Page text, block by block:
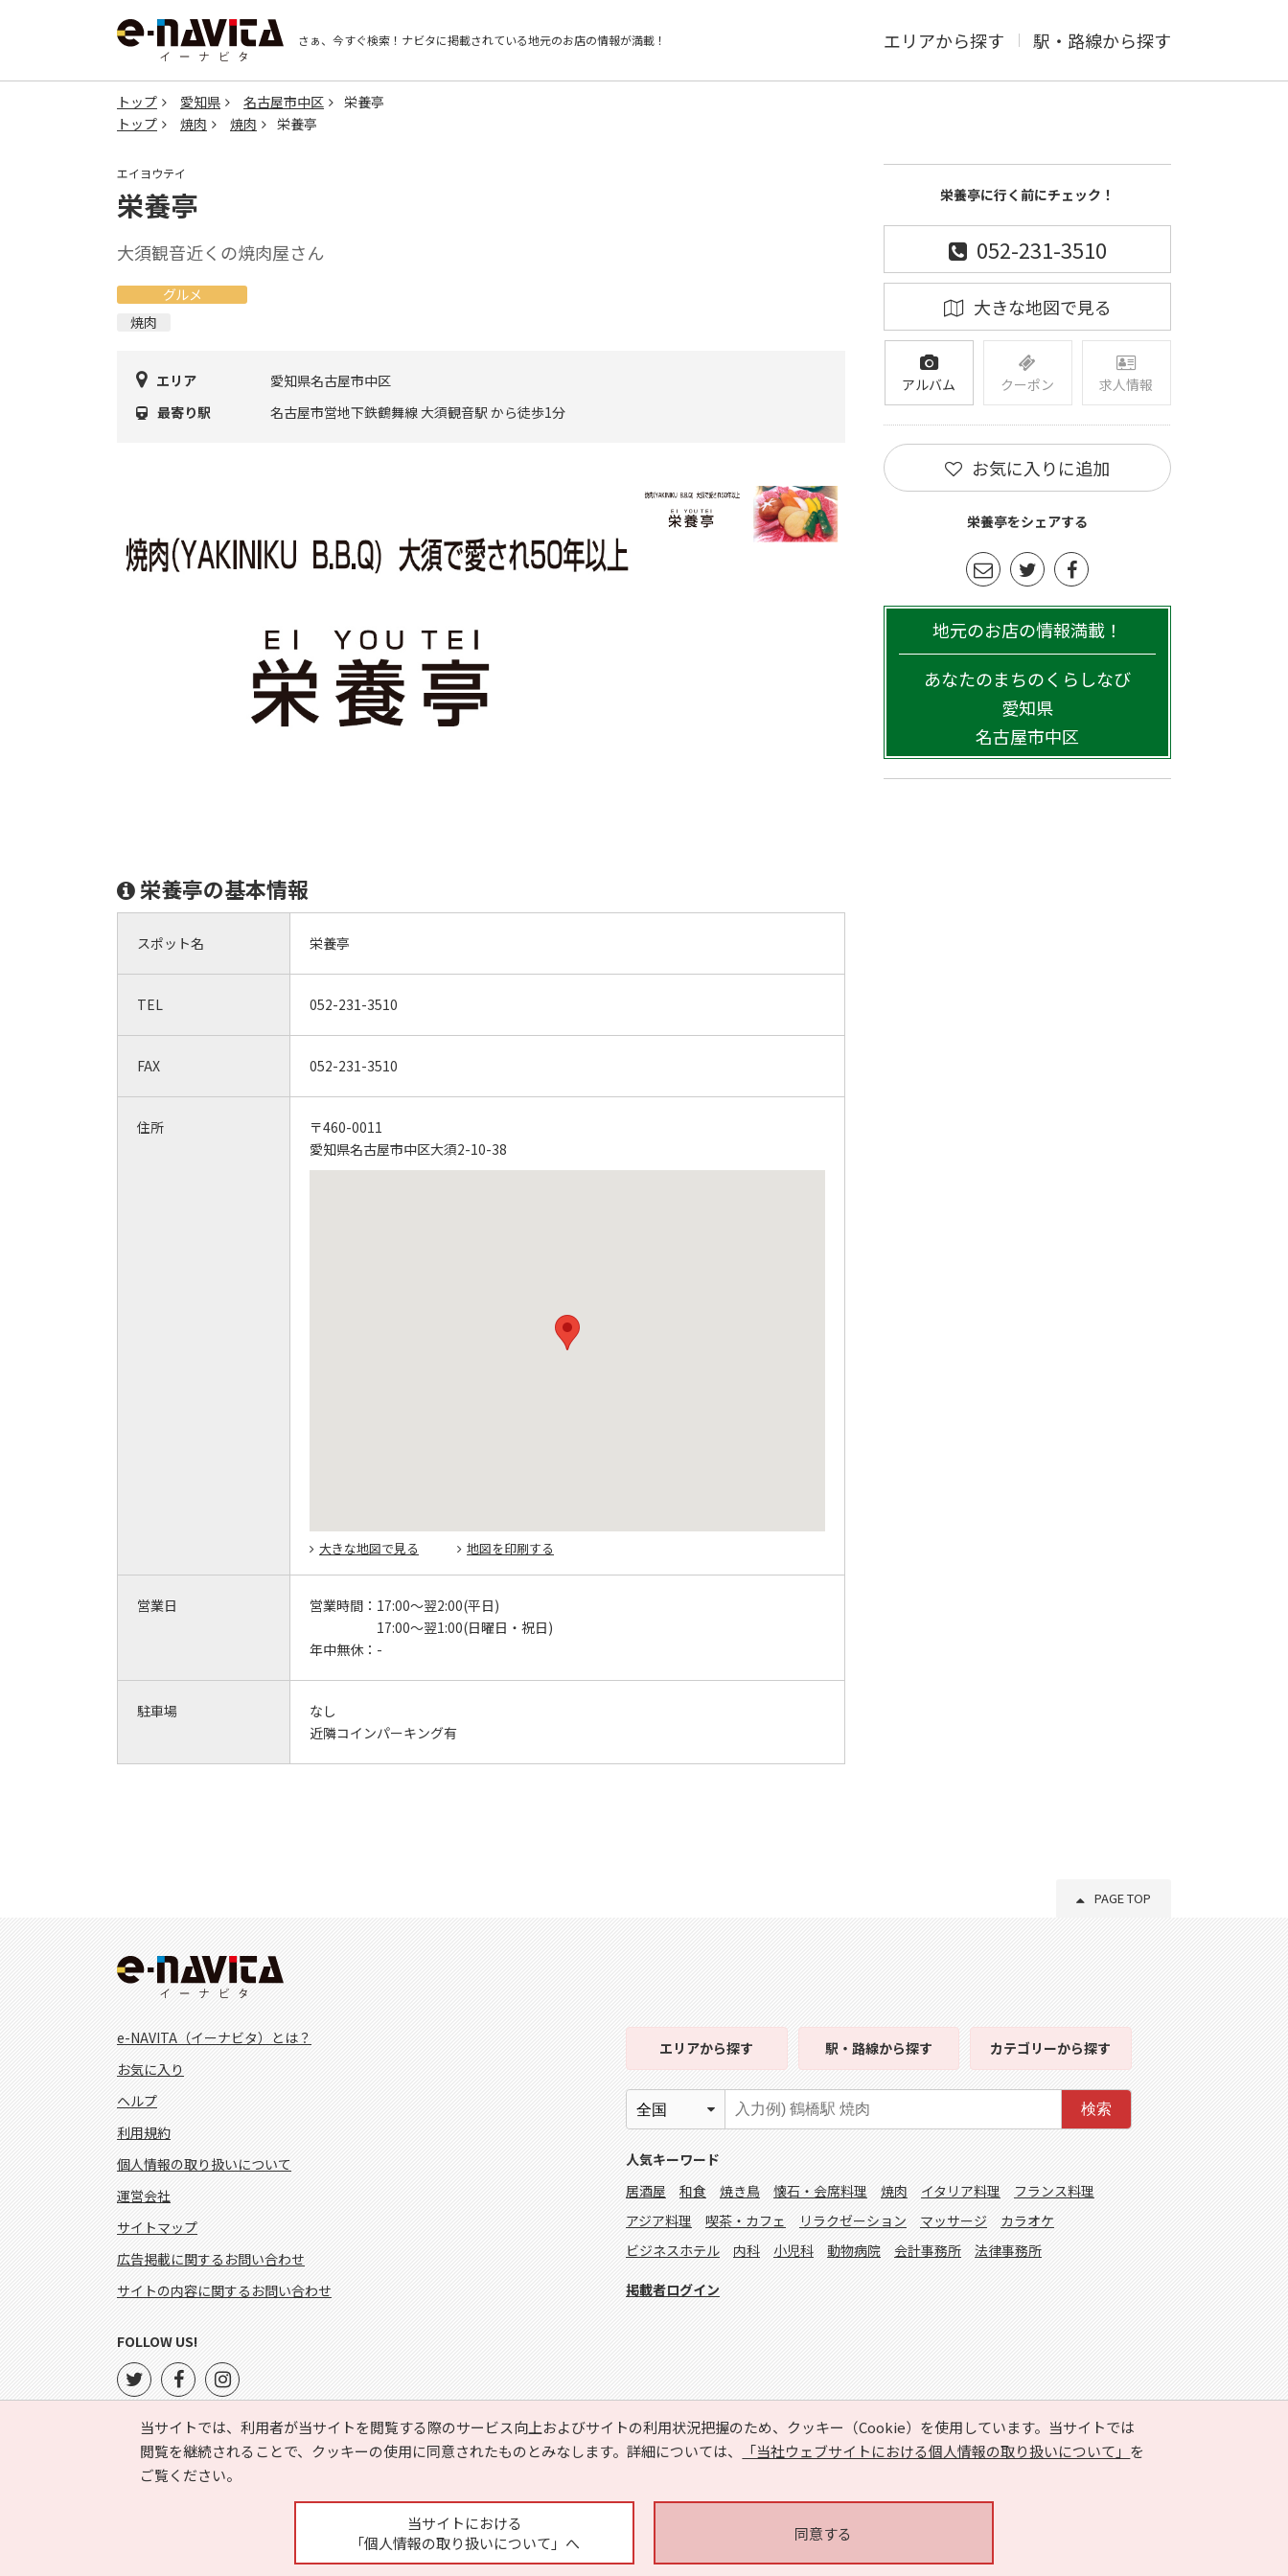
さぁ、今すぐ検索！ ナビタに掲載されている地元のお店の情報が満載！ エリアから探す 駅・路線から探す
トップ 愛知県 名古屋市中区
栄養亭
トップ
焼肉 焼肉 栄養亭
エイヨウテイ
栄養亭
大須観音近くの焼肉屋さん
グルメ
焼肉
エリア
愛知県名古屋市中区
最寄り駅
名古屋市営地下鉄鶴舞線 大須観音駅 から徒歩1分
栄養亭の基本情報
スポット名 栄養亭
TEL 052-231-3510
FAX 052-231-3510
住所
〒460-0011
愛知県名古屋市中区大須2-10-38
大きな地図で見る 地図を印刷する
営業日 営業時間： 17:00～翌2:00(平日)
17:00～翌1:00(日曜日・祝日)
年中無休： -
駐車場
なし
近隣コインパーキング有
栄養亭に行く前にチェック！
052-231-3510
大きな地図で見る
アルバム クーポン 求人情報
お気に入りに追加
栄養亭をシェアする
地元のお店の情報満載！
あなたのまちのくらしなび
愛知県
名古屋市中区
PAGE TOP
当サイトでは、利用者が当サイトを閲覧する際のサービス向上およびサイトの利用状況把握のため、クッキー（Cookie）を使用しています。当サイトでは
閲覧を継続されることで、クッキーの使用に同意されたものとみなします。詳細については、
「当社ウェブサイトにおける個人情報の取り扱いについて」 を
ご覧ください。
当サイトにおける
「個人情報の取り扱いについて」へ
同意する
e-NAVITA（イーナビタ）とは？
お気に入り
ヘルプ
利用規約
個人情報の取り扱いについて
運営会社
サイトマップ
広告掲載に関するお問い合わせ
サイトの内容に関するお問い合わせ
エリアから探す 駅・路線から探す カテゴリーから探す
検索
人気キーワード
居酒屋
和食 焼き鳥 懐石・会席料理 焼肉 イタリア料理
フランス料理
アジア料理
喫茶・カフェ リラクゼーション マッサージ
カラオケ
ビジネスホテル
内科 小児科 動物病院 会計事務所 法律事務所
掲載者ログイン
FOLLOW US!
Copyright © HYOJITO.Co.,Ltd. All Rights Reserved.